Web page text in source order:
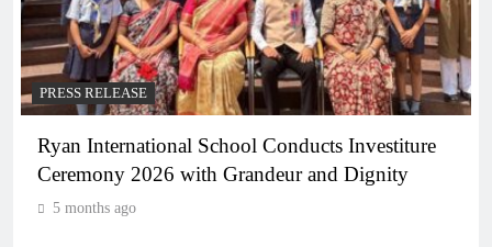
PRESS RELEASE
Ryan International School Conducts Investiture
Ceremony 2026 with Grandeur and Dignity
5 months ago